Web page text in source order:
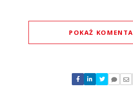
POKAŻ
Nie znaleziono
Zostaw swoje